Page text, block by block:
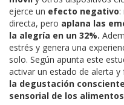
ejerce un efecto negativo:
directa, pero aplana las
la alegría en un 32%.
estrés y genera una
solo. Según apunta este
activar un estado de alerta
la degustación
sensorial de los